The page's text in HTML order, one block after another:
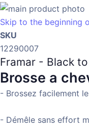
Skip to the beginning
SKU
12290007
Framar - Black
Brosse a
- Brossez facilement
- Démêle sans effort